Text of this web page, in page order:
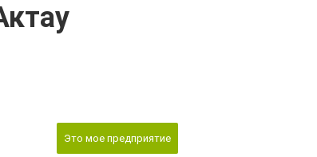
Это мое предприятие